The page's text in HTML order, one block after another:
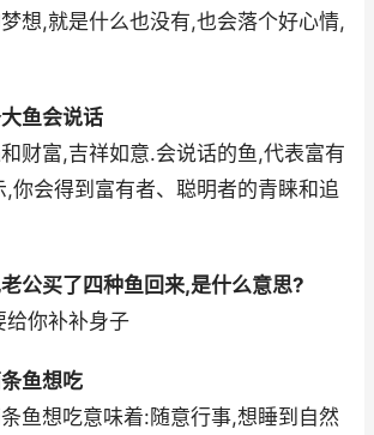
想,就是什么也没有,也会落个好心情,
鱼会说话
财富,吉祥如意.会说话的鱼,代表富有
你会得到富有者、聪明者的青睐和追
公买了四种鱼回来,是什么意思?
给你补补身子
鱼想吃
鱼想吃意味着:随意行事,想睡到自然